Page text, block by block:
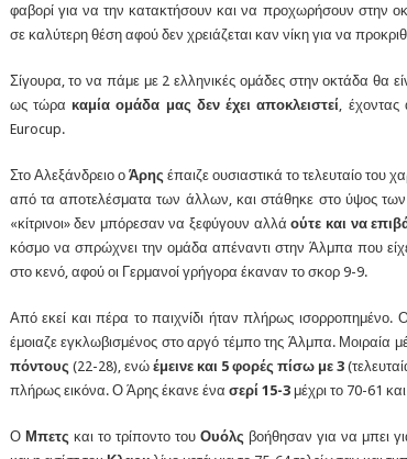
φαβορί για να την κατακτήσουν και να προχωρήσουν στην
σε καλύτερη θέση αφού δεν χρειάζεται καν νίκη για να
Σίγουρα, το να πάμε με 2 ελληνικές ομάδες στην οκτάδα θα
ως τώρα καμία ομάδα μας δεν έχει αποκλειστεί ,
Eurocup.
Στο Αλεξάνδρειο ο Άρης έπαιζε ουσιαστικά το τελευταίο του
από τα αποτελέσματα των άλλων, και στάθηκε στο ύψος
«κίτρινοι» δεν μπόρεσαν να ξεφύγουν αλλάούτε και να
κόσμο να σπρώχνει την ομάδα απέναντι στην Άλμπα που
στο κενό, αφού οι Γερμανοί γρήγορα έκαναν το σκορ 9-9.
Από εκεί και πέρα το παιχνίδι ήταν πλήρως
έμοιαζε εγκλωβισμένος στο αργό τέμπο της Άλμπα. Μοιραία
πόντους (22-28), ενώέμεινε και 5 φορές πίσω με 3
πλήρως εικόνα. Ο Άρης έκανε ένα σερί 15-3 μέχρι το 70-61
Ο Μπετς και το τρίποντο του Ουόλς βοήθησαν για να μπει